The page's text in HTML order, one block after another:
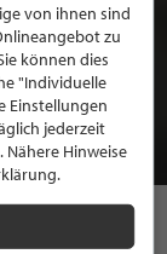
von ihnen sind
zu
können dies
"Individuelle
Einstellungen
jederzeit
Nähere Hinweise